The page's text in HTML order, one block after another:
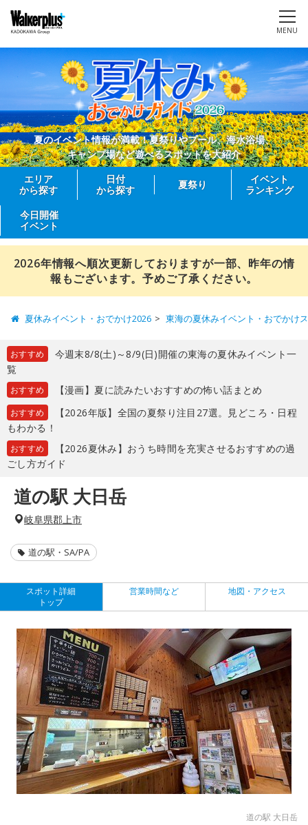
MENU
夏のイベント情報が満載！夏祭りやプール、海水浴場、
キャンプ場など遊べるスポットを大紹介
エリア
から探す
日付
から探す
夏祭り
イベント
ランキング
今日開催
イベント
2026年情報へ順次更新しておりますが一部、昨年の情
報もございます。予めご了承ください。
夏休みイベント・おでかけ2026 東海の夏休みイベント・おでかけ
おすすめ
今週末8/8(土)～8/9(日)開催の東海の夏休みイベント一
覧
おすすめ 【漫画】夏に読みたいおすすめの怖い話まとめ
おすすめ
【2026年版】全国の夏祭り注目27選。見どころ・日程
もわかる！
おすすめ
【2026夏休み】おうち時間を充実させるおすすめの過
ごし方ガイド
道の駅 大日岳
岐阜県郡上市
道の駅・SA/PA
スポット詳細
トップ
営業時間など 地図・アクセス
道の駅 大日岳